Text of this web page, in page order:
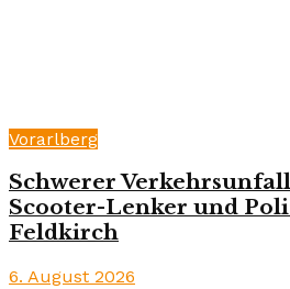
Vorarlberg
Schwerer
Scooter-Lenker und
Feldkirch
6. August 2026